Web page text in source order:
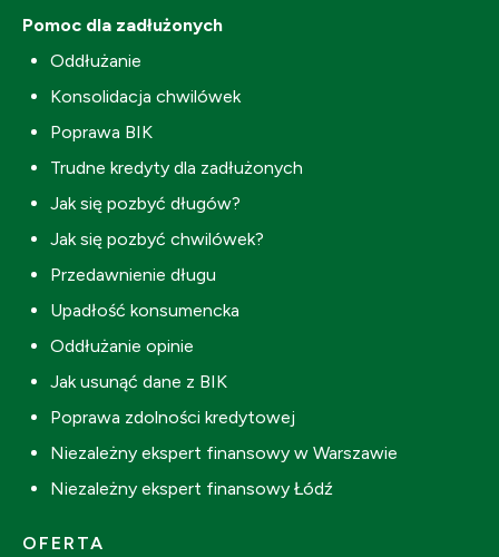
Pomoc dla zadłużonych
Oddłużanie
Konsolidacja chwilówek
Poprawa BIK
Trudne kredyty dla zadłużonych
Jak się pozbyć długów?
Jak się pozbyć chwilówek?
Przedawnienie długu
Upadłość konsumencka
Oddłużanie opinie
Jak usunąć dane z BIK
Poprawa zdolności kredytowej
Niezależny ekspert finansowy w Warszawie
Niezależny ekspert finansowy Łódź
OFERTA